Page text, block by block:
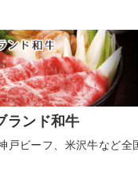
ランド和牛
戸ビーフ、米沢牛など全